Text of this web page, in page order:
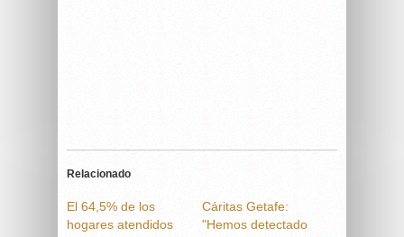
Relacionado
El 64,5% de los
hogares atendidos
Cáritas Getafe:
"Hemos detectado